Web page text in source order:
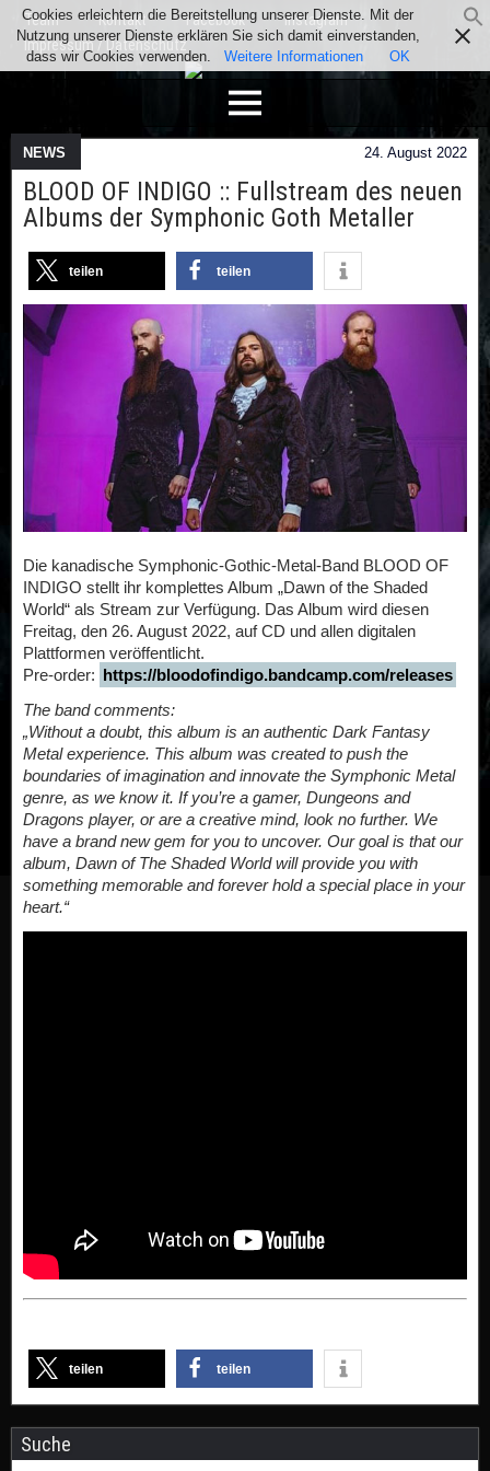
Team Kontakt Facebook
Instagram
Impressum / Datenschutz
NEWS 24. August 2022
BLOOD OF INDIGO :: Fullstream des neuen
Albums der Symphonic Goth Metaller
teilen teilen
Die kanadische Symphonic-Gothic-Metal-Band BLOOD OF
INDIGO stellt ihr komplettes Album „Dawn of the Shaded
World“ als Stream zur Verfügung. Das Album wird diesen
Freitag, den 26. August 2022, auf CD und allen digitalen
Plattformen veröffentlicht.
Pre-order: https://bloodofindigo.bandcamp.com/releases
The band comments:
„Without a doubt, this album is an authentic Dark Fantasy
Metal experience. This album was created to push the
boundaries of imagination and innovate the Symphonic Metal
genre, as we know it. If you’re a gamer, Dungeons and
Dragons player, or are a creative mind, look no further. We
have a brand new gem for you to uncover. Our goal is that our
album, Dawn of The Shaded World will provide you with
something memorable and forever hold a special place in your
heart.“
teilen teilen
Suche
Cookies erleichtern die Bereitstellung unserer Dienste. Mit der
Nutzung unserer Dienste erklären Sie sich damit einverstanden,
dass wir Cookies verwenden.
Weitere Informationen OK